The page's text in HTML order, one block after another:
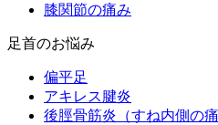
膝関節の痛み
足首のお悩み
偏平足
アキレス腱炎
後脛骨筋炎（すね内側の痛